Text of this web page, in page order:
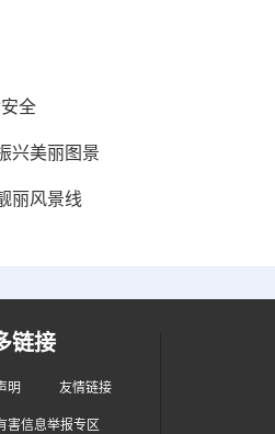
全
兴美丽图景
丽风景线
链接
明 友情链接
害信息举报专区